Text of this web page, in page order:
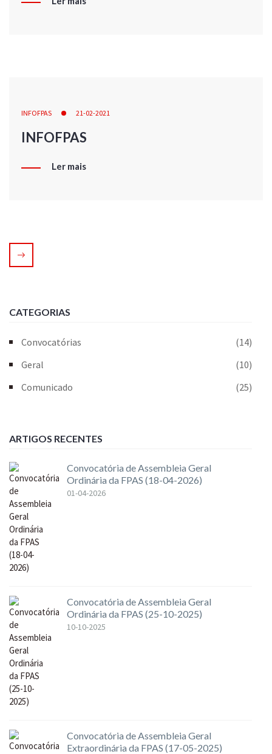
INFOFPAS 21-02-2021
INFOFPAS
Ler mais
CATEGORIAS
Convocatórias
(14)
Geral
(10)
Comunicado
(25)
ARTIGOS RECENTES
Convocatória de Assembleia Geral
Ordinária da FPAS (18-04-2026)
01-04-2026
Convocatória de Assembleia Geral
Ordinária da FPAS (25-10-2025)
10-10-2025
Convocatória de Assembleia Geral
Extraordinária da FPAS (17-05-2025)